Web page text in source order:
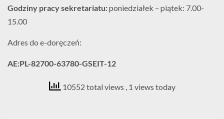
Godziny pracy sekretariatu:poniedziałek – piątek: 7.00-
15.00
Adres do e-doręczeń:
AE:PL-82700-63780-GSEIT-12
10552 total views , 1 views today